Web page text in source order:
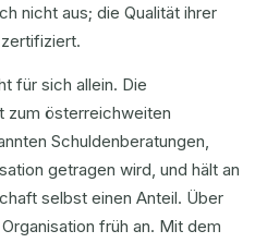
nicht aus; die Qualität ihrer
zertifiziert.
für sich allein. Die
zum österreichweiten
Schuldenberatungen,
getragen wird, und hält an
selbst einen Anteil. Über
früh an. Mit dem